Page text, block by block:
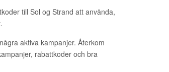
till Sol og Strand att använda,
aktiva kampanjer. Återkom
rabattkoder och bra